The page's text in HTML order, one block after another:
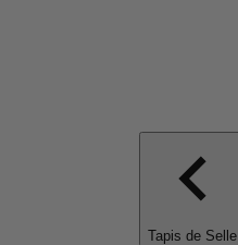
Tapis de Selle